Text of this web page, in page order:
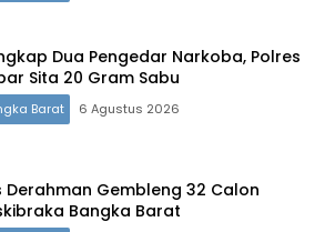
Dua Pengedar Narkoba, Polres
Sita 20 Gram Sabu
Barat 6 Agustus 2026
Derahman Gembleng 32 Calon
Bangka Barat